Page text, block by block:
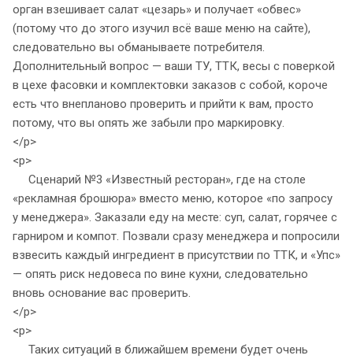
орган взешивает салат «цезарь» и получает «обвес»
(потому что до этого изучил всё ваше меню на сайте),
следовательно вы обманываете потребителя.
Дополнительный вопрос — ваши ТУ, ТТК, весы с поверкой
в цехе фасовки и комплектовки заказов с собой, короче
есть что внепланово проверить и прийти к вам, просто
потому, что вы опять же забыли про маркировку.
</p>
<p>
Сценарий №3 «Известный ресторан», где на столе
«рекламная брошюра» вместо меню, которое «по запросу
у менеджера». Заказали еду на месте: суп, салат, горячее с
гарниром и компот. Позвали сразу менеджера и попросили
взвесить каждый ингредиент в присутствии по ТТК, и «Упс»
— опять риск недовеса по вине кухни, следовательно
вновь основание вас проверить.
</p>
<p>
Таких ситуаций в ближайшем времени будет очень